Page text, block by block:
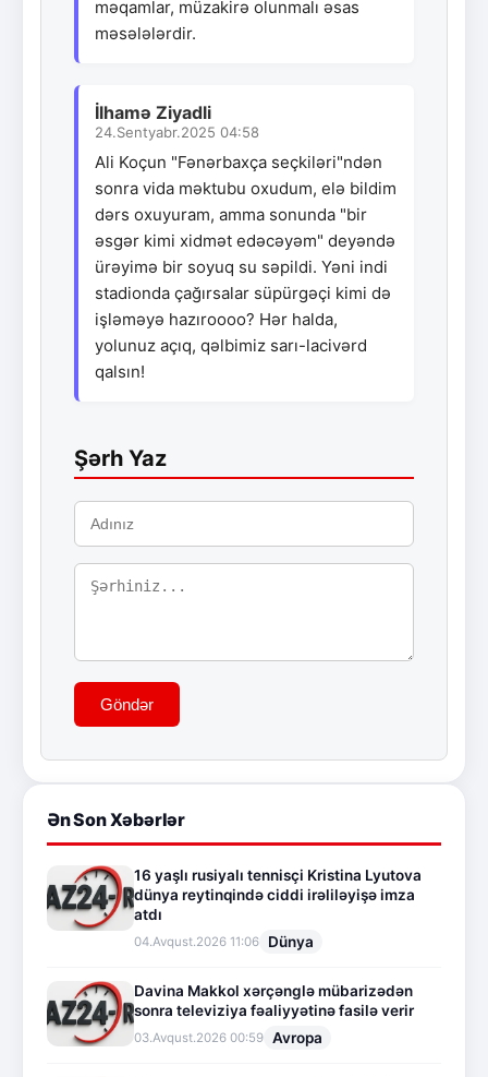
məqamlar, müzakirə olunmalı əsas
məsələlərdir.
İlhamə Ziyadli
24.Sentyabr.2025 04:58
Ali Koçun "Fənərbaxça seçkiləri"ndən
sonra vida məktubu oxudum, elə bildim
dərs oxuyuram, amma sonunda "bir
əsgər kimi xidmət edəcəyəm" deyəndə
ürəyimə bir soyuq su səpildi. Yəni indi
stadionda çağırsalar süpürgəçi kimi də
işləməyə hazıroooo? Hər halda,
yolunuz açıq, qəlbimiz sarı-lacivərd
qalsın!
Şərh Yaz
Göndər
Ən Son Xəbərlər
16 yaşlı rusiyalı tennisçi Kristina Lyutova
dünya reytinqində ciddi irəliləyişə imza
atdı
04.Avqust.2026 11:06 Dünya
Davina Makkol xərçənglə mübarizədən
sonra televiziya fəaliyyətinə fasilə verir
03.Avqust.2026 00:59 Avropa